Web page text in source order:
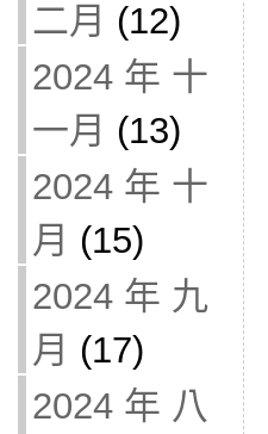
二月 (12)
2024 年 十
一月 (13)
2024 年 十
月 (15)
2024 年 九
月 (17)
2024 年 八